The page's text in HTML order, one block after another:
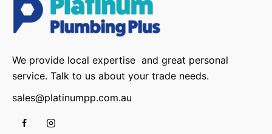
We provide local expertise and great personal
service. Talk to us about your trade needs.
sales@platinumpp.com.au